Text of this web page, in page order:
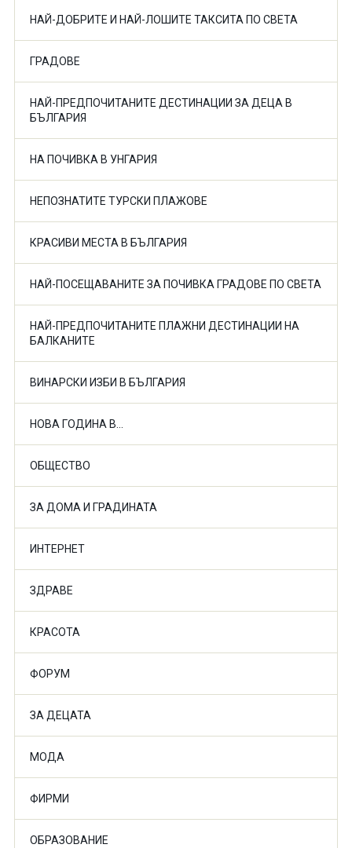
НАЙ-ДОБРИТЕ И НАЙ-ЛОШИТЕ ТАКСИТА ПО СВЕТА
ГРАДОВЕ
НАЙ-ПРЕДПОЧИТАНИТЕ ДЕСТИНАЦИИ ЗА ДЕЦА В
БЪЛГАРИЯ
НА ПОЧИВКА В УНГАРИЯ
НЕПОЗНАТИТЕ ТУРСКИ ПЛАЖОВЕ
КРАСИВИ МЕСТА В БЪЛГАРИЯ
НАЙ-ПОСЕЩАВАНИТЕ ЗА ПОЧИВКА ГРАДОВЕ ПО СВЕТА
НАЙ-ПРЕДПОЧИТАНИТЕ ПЛАЖНИ ДЕСТИНАЦИИ НА
БАЛКАНИТЕ
ВИНАРСКИ ИЗБИ В БЪЛГАРИЯ
НОВА ГОДИНА В...
ОБЩЕСТВО
ЗА ДОМА И ГРАДИНАТА
ИНТЕРНЕТ
ЗДРАВЕ
КРАСОТА
ФОРУМ
ЗА ДЕЦАТА
МОДА
ФИРМИ
ОБРАЗОВАНИЕ